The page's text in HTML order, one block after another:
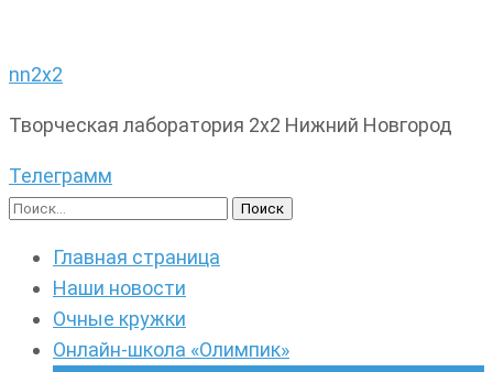
nn2x2
Творческая лаборатория 2х2 Нижний Новгород
Телеграмм
Найти:
Главная страница
Наши новости
Очные кружки
Онлайн-школа «Олимпик»